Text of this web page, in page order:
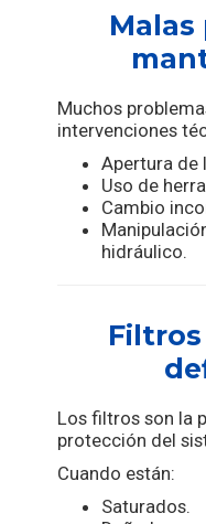
Malas
Muchos
intervenciones
Apertura de
Uso de
Cambio
hidráulico.
Los filtros son la
protección del
Cuando están:
Saturados.